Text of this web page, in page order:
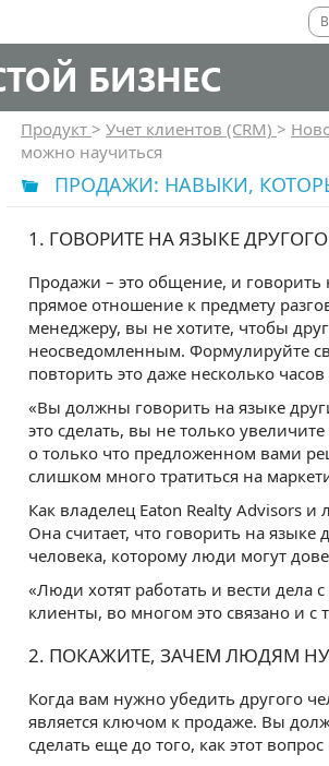
БИЗНЕС
Продукт > Учет клиентов (CRM) >
можно научиться
ПРОДАЖИ: НАВЫКИ,
1. ГОВОРИТЕ НА ЯЗЫКЕ
Продажи – это общение, и
прямое отношение к предмету
менеджеру, вы не хотите, чтобы
неосведомленным. Формулируйте
повторить это даже несколько часов
«Вы должны говорить на языке
это сделать, вы не только
о только что предложенном вами
слишком много тратиться на
Как владелец Eaton Realty Advisors
Она считает, что говорить на
человека, которому люди могут
«Люди хотят работать и вести дела
клиенты, во многом это связано и
2. ПОКАЖИТЕ, ЗАЧЕМ ЛЮДЯМ
Когда вам нужно убедить другого
является ключом к продаже. Вы
сделать еще до того, как этот вопрос